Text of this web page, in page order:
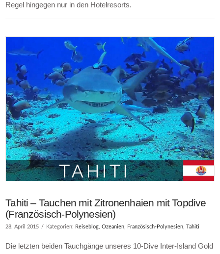
Regel hingegen nur in den Hotelresorts.
Tahiti – Tauchen mit Zitronenhaien mit Topdive
(Französisch-Polynesien)
28. April 2015 Kategorien: Reiseblog ,Ozeanien Französisch-Polynesien ,Tahiti
Die letzten beiden Tauchgänge unseres 10-Dive Inter-Island Gold